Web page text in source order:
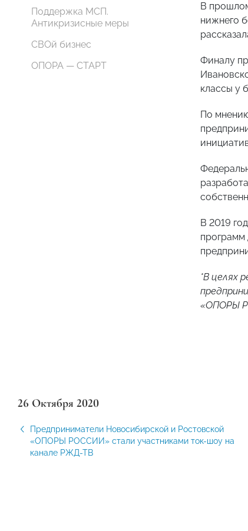
Поддержка МСП.
Антикризисные меры
СВОй бизнес
ОПОРА — СТАРТ
В
нижнего
Финалу
классы у
По
В 2019
программ
*В целях
«ОПОРЫ
26 Октября 2020
Предприниматели Новосибирской и Ростовской
«ОПОРЫ РОССИИ» стали участниками ток-шоу на
канале РЖД-ТВ